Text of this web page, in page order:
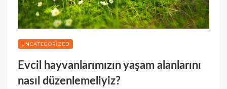
UNCATEGORIZED
Evcil hayvanlarımızın yaşam alanlarını
nasıl düzenlemeliyiz?